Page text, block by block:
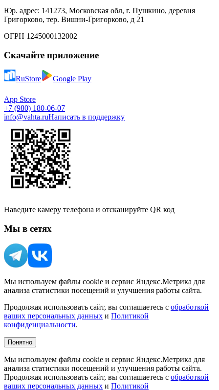
Юр. адрес: 141273, Московская обл, г. Пушкино, деревня
Григорково, тер. Вишни-Григорково, д 21
ОГРН 1245000132002
Скачайте приложение
RuStore Google Play
App Store
+7 (980) 180-06-07
info@vahta.ruНаписать в поддержку
Наведите камеру телефона и отсканируйте QR код
Мы в сетях
Мы используем файлы cookie и сервис Яндекс.Метрика для
анализа статистики посещений и улучшения работы сайта.
Продолжая использовать сайт, вы соглашаетесь с обработкой
ваших персональных данных и Политикой
конфиденциальности.
Понятно
Мы используем файлы cookie и сервис Яндекс.Метрика для
анализа статистики посещений и улучшения работы сайта.
Продолжая использовать сайт, вы соглашаетесь с обработкой
ваших персональных данных и Политикой